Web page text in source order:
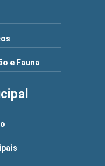
e Fauna